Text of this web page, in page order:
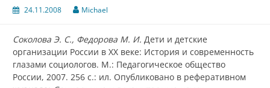
24.11.2008 Michael
Соколова Э. С., Федорова М. И. Дети и детские
организации России в XX веке: История и современность
глазами социологов. М.: Педагогическое общество
России, 2007. 256 с.: ил. Опубликовано в реферативном